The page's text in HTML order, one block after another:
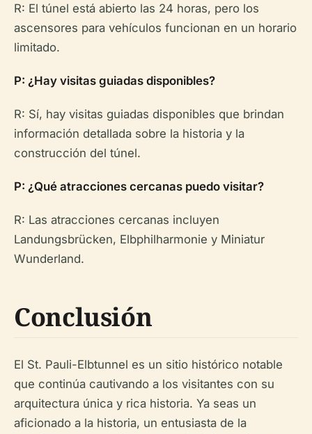
R: El túnel está abierto las 24 horas, pero los
ascensores para vehículos funcionan en un horario
limitado.
P: ¿Hay visitas guiadas disponibles?
R: Sí, hay visitas guiadas disponibles que brindan
información detallada sobre la historia y la
construcción del túnel.
P: ¿Qué atracciones cercanas puedo visitar?
R: Las atracciones cercanas incluyen
Landungsbrücken, Elbphilharmonie y Miniatur
Wunderland.
Conclusión
El St. Pauli-Elbtunnel es un sitio histórico notable
que continúa cautivando a los visitantes con su
arquitectura única y rica historia. Ya seas un
aficionado a la historia, un entusiasta de la